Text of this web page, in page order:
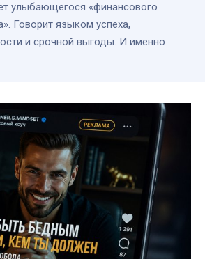
улыбающегося «финансового
Говорит языком успеха,
и срочной выгоды. И именно